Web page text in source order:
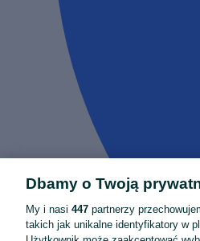
Dbamy o Twoją
My i nasi 447 partnerzy
takich jak unikalne identyfikatory w